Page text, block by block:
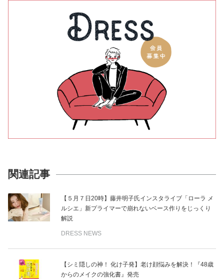
関連記事
【５月７日20時】藤井明子氏インスタライブ「ローラ メ
ルシエ」新プライマーで崩れないベース作りをじっくり
解説
DRESS NEWS
【シミ隠しの神！ 化け子発】老け顔悩みを解決！『48歳
からのメイクの強化書』発売